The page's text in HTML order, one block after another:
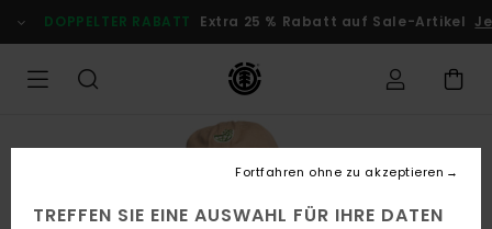
zur
Produktinformation
DOPPELTER RABATT Extra 25 % Rabatt auf Sale-Artikel
TREFFEN SIE EINE AUSWAHL FÜR IHRE DATEN
Fortfahren ohne zu akzeptieren